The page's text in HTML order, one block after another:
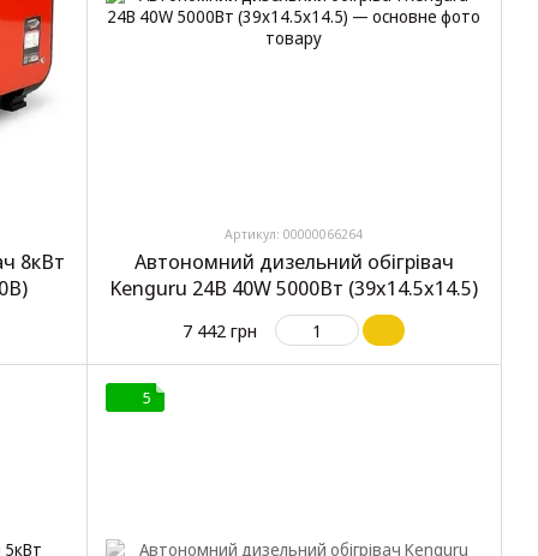
8кВт
Артикул: 00000066264
Автономний дизельний обігрівач
Kenguru 24В 40W 5000Вт (39x14.5x14.5)
7 442 грн
5